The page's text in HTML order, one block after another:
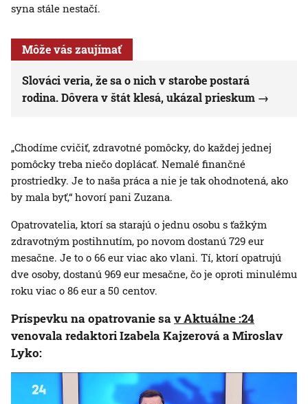
syna stále nestačí.
Môže vás zaujímať
Slováci veria, že sa o nich v starobe postará
rodina. Dôvera v štát klesá, ukázal prieskum
„Chodíme cvičiť, zdravotné pomôcky, do každej jednej
pomôcky treba niečo doplácať. Nemalé finančné
prostriedky. Je to naša práca a nie je tak ohodnotená, ako
by mala byť,“ hovorí pani Zuzana.
Opatrovatelia, ktorí sa starajú o jednu osobu s ťažkým
zdravotným postihnutím, po novom dostanú 729 eur
mesačne. Je to o 66 eur viac ako vlani. Tí, ktorí opatrujú
dve osoby, dostanú 969 eur mesačne, čo je oproti minulému
roku viac o 86 eur a 50 centov.
Príspevku na opatrovanie sav Aktuálne :24
venovala redaktori Izabela Kajzerová a Miroslav
Lyko: